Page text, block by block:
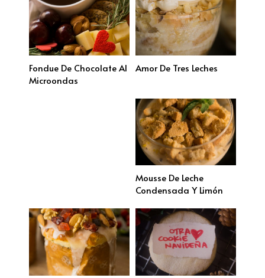
Fondue De Chocolate Al
Microondas
Amor De Tres Leches
Mousse De Leche
Condensada Y Limón